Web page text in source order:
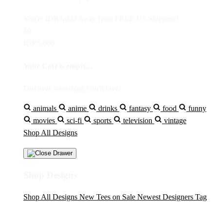
animals anime drinks fantasy food
funny
movies
sci-fi sports television
vintage
Shop All Designs
Shop All Designs New Tees on Sale Newest Designers Tag